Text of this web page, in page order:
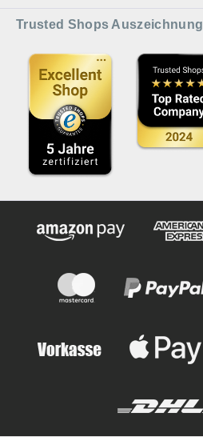
Trusted Shops Auszeichnung